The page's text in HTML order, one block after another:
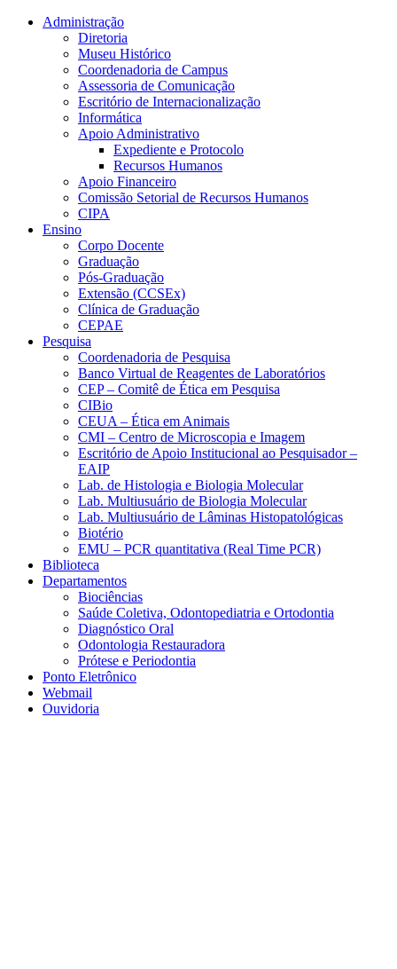
Conteúdo principal Menu principal
Administração
Diretoria
Museu Histórico
Coordenadoria de Campus
Assessoria de Comunicação
Escritório de Internacionalização
Informática
Apoio Administrativo
Expediente e Protocolo
Recursos Humanos
Apoio Financeiro
Comissão Setorial de Recursos Humanos
CIPA
Ensino
Corpo Docente
Graduação
Pós-Graduação
Extensão (CCSEx)
Clínica de Graduação
CEPAE
Pesquisa
Coordenadoria de Pesquisa
Banco Virtual de Reagentes de Laboratórios
CEP – Comitê de Ética em Pesquisa
CIBio
CEUA – Ética em Animais
CMI – Centro de Microscopia e Imagem
Escritório de Apoio Institucional ao Pesquisador –
EAIP
Lab. de Histologia e Biologia Molecular
Lab. Multiusuário de Biologia Molecular
Lab. Multiusuário de Lâminas Histopatológicas
Biotério
EMU – PCR quantitativa (Real Time PCR)
Biblioteca
Departamentos
Biociências
Saúde Coletiva, Odontopediatria e Ortodontia
Diagnóstico Oral
Odontologia Restauradora
Prótese e Periodontia
Ponto Eletrônico
Webmail
Ouvidoria